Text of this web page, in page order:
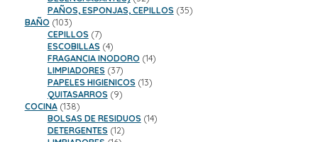
productos
PAÑOS, ESPONJAS, CEPILLOS 3535
BAÑO 103103
productos
CEPILLOS 77
productos
ESCOBILLAS 44
productos
FRAGANCIA INODORO 1414
LIMPIADORES 3737
productos
PAPELES HIGIENICOS 1313
QUITASARROS 99
COCINA 138138
productos
BOLSAS DE RESIDUOS 1414
DETERGENTES 1212